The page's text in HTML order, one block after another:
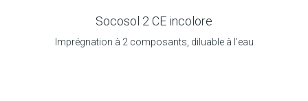
Socosol 2 CE incolore
Imprégnation à 2 composants, diluable à l’eau